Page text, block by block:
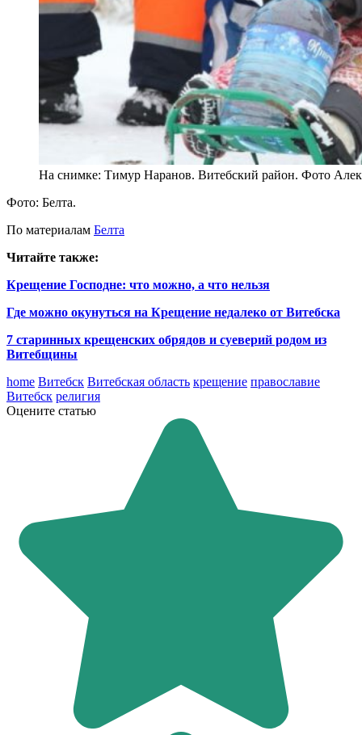
На снимке: Тимур Наранов. Витебский район. Фото
Фото: Белта.
По материалам Белта
Читайте также:
Крещение Господне: что можно, а что нельзя
Где можно окунуться на Крещение недалеко от Витебска
7 старинных крещенских обрядов и суеверий родом из
Витебщины
home Витебск Витебская область крещение православие
Витебск религия
Оцените статью